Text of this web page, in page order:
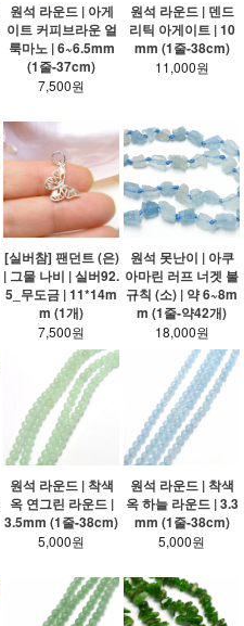
원석 라운드 | 아게
이트 커피브라운 얼
룩마노 | 6~6.5mm
(1줄-37cm)
7,500원
원석 라운드 | 덴드
리틱 아게이트 | 10
mm (1줄-38cm)
11,000원
[실버참] 팬던트 (은)
| 그물 나비 | 실버92.
5_무도금 | 11*14m
m (1개)
7,500원
원석 못난이 | 아쿠
아마린 러프 너겟 불
규칙 (소) | 약 6~8m
m (1줄-약42개)
18,000원
원석 라운드 | 착색
옥 연그린 라운드 |
3.5mm (1줄-38cm)
5,000원
원석 라운드 | 착색
옥 하늘 라운드 | 3.3
mm (1줄-38cm)
5,000원